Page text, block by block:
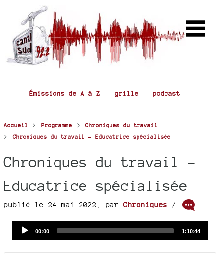
Émissions de A à Z grille podcast
Accueil > Programme > Chroniques du travail
> Chroniques du travail - Educatrice spécialisée
Chroniques du travail -
Educatrice spécialisée
publié le 24 mai 2022 parChroniques /
Current
00:00
Total
1:10:44